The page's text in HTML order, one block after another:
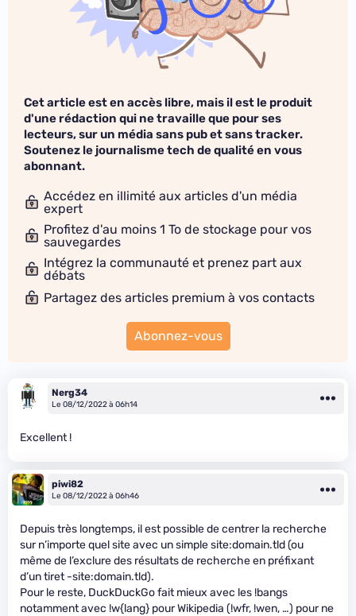
Cet article est en accès libre, mais il est le produit
d'une rédaction qui ne travaille que pour ses
lecteurs, sur un média sans pub et sans tracker.
Soutenez le journalisme tech de qualité en vous
abonnant.
Accédez en illimité aux articles d'un média
expert
Profitez d'au moins 1 To de stockage pour vos
sauvegardes
Intégrez la communauté et prenez part aux
débats
Partagez des articles premium à vos contacts
Abonnez-vous
Nerg34
Le 08/12/2022 à 06h14
Excellent !
piwi82
Le 08/12/2022 à 06h46
Depuis très longtemps, il est possible de centrer la recherche
sur n’importe quel site avec un simple site:domain.tld (ou
même de l’exclure des résultats de recherche en préfixant
d’un tiret -site:domain.tld).
Pour le reste, DuckDuckGo fait mieux avec les !bangs
notamment avec !w{lang} pour Wikipedia (!wfr, !wen, …) pour ne